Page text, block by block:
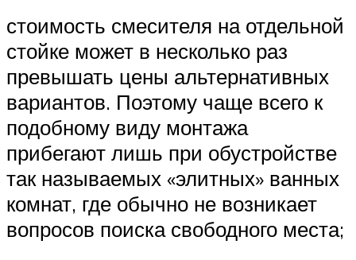
стоимость смесителя на отдельной
стойке может в несколько раз
превышать цены альтернативных
вариантов. Поэтому чаще всего к
подобному виду монтажа
прибегают лишь при обустройстве
так называемых «элитных» ванных
комнат, где обычно не возникает
вопросов поиска свободного места;